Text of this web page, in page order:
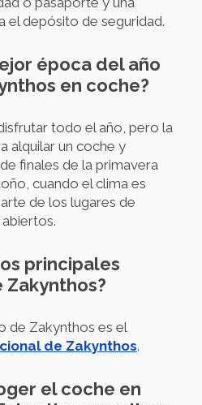
el depósito de seguridad.
época del año
en coche?
todo el año, pero la
alquilar un coche y
finales de la primavera
cuando el clima es
de los lugares de
principales
de Zakynthos es el
de Zakynthos.
el coche en